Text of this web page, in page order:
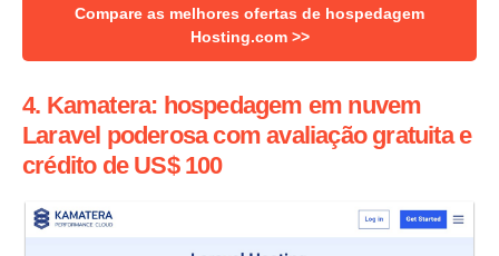
Compare as melhores ofertas de hospedagem
Hosting.com >>
4. Kamatera: hospedagem em nuvem
Laravel poderosa com avaliação gratuita e
crédito de US$ 100